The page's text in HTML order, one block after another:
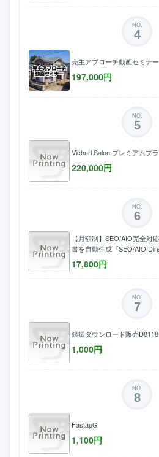
NO.
4
売主アプローチ動画セミナー
197,000円
NO.
5
Vicharl Salon プレミアムプ
220,000円
NO.
6
【月額制】SEO/AIO完全対
書を自動生成『SEO/AIO
17,800円
NO.
7
銀振ダウンロード販売
1,000円
NO.
8
FastapG
1,100円